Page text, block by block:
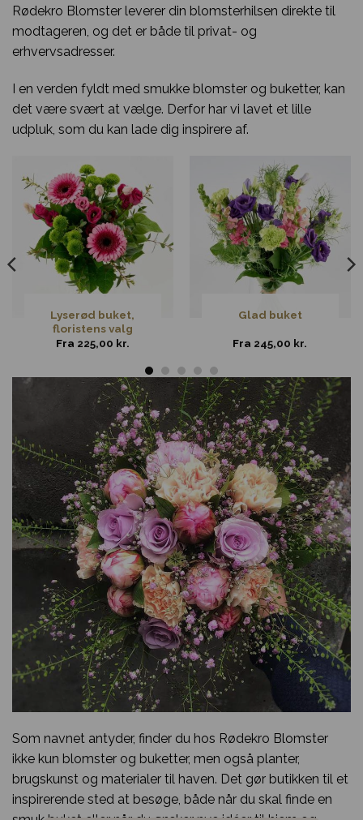
Rødekro Blomster leverer din blomsterhilsen direkte til
modtageren, og det er både til privat- og
erhvervsadresser.
I en verden fyldt med smukke blomster og buketter, kan
det være svært at vælge. Derfor har vi lavet et lille
udpluk, som du kan lade dig inspirere af.
Lyserød buket,
floristens valg
Fra 225,00 kr.
Glad buket
Fra 245,00 kr.
Som navnet antyder, finder du hos Rødekro Blomster
ikke kun blomster og buketter, men også planter,
brugskunst og materialer til haven. Det gør butikken til et
inspirerende sted at besøge, både når du skal finde en